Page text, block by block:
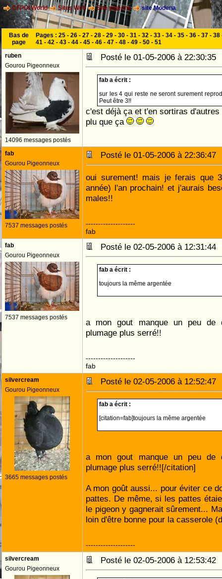
CFPOI World Sites Web Site pigeons site Modena
Bas de
page
Pages : 25 - 26 - 27 - 28 - 29 - 30 - 31 - 32 - 33 - 34 - 35 - 36 - 37 - 38
41 - 42 - 43 - 44 - 45 - 46 - 47 - 48 - 49 - 50 - 51
ruben
Gourou Pigeonneux
14096 messages postés
Posté le 01-05-2006 à
fab a écrit :
sur les 4 qui reste ne seront surement
Peut être 3!!
c'est déjà ça et t'en sortiras
plu que ça
fab
Gourou Pigeonneux
7537 messages postés
Posté le 01-05-2006 à
oui surement! mais je ferais que
année) l'an prochain! et j'aurais
males!!
--------------------
fab
fab
Gourou Pigeonneux
7537 messages postés
Posté le 02-05-2006 à
fab a écrit :
toujours la même argentée
a mon gout manque un peu de
plumage plus serré!!
--------------------
fab
silvercream
Gourou Pigeonneux
3665 messages postés
Posté le 02-05-2006 à
fab a écrit :
[citation=fab]toujours la même argentée
a mon gout manque un peu de
plumage plus serré!![/citation]
A mon goût aussi... pour éviter ce
pattes. De même, si les pattes
le pigeon y gagnerait sûrement...
loin d'être bonne pour la casserole
--------------------
silvercream
Gourou Pigeonneux
Posté le 02-05-2006 à